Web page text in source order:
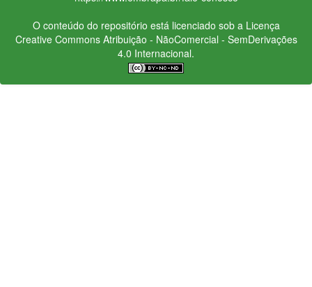
O conteúdo do repositório está licenciado sob a Licença
Creative CommonsAtribuição - NãoComercial - SemDerivações
4.0 Internacional.